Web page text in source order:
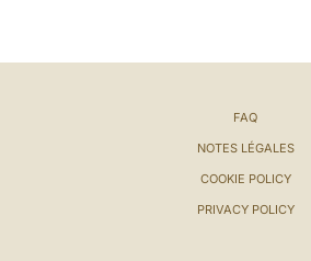
FAQ
NOTES LÉGALES
COOKIE POLICY
PRIVACY POLICY